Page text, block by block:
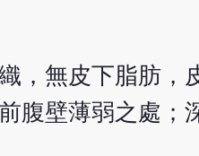
，無皮下脂肪，
腹壁薄弱之處；